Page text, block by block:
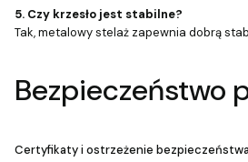
5. Czy krzesło jest stabilne?
Tak, metalowy stelaż zapewnia dobrą
Bezpieczeństwo
Certyfikaty i ostrzeżenie bezpieczeństwa